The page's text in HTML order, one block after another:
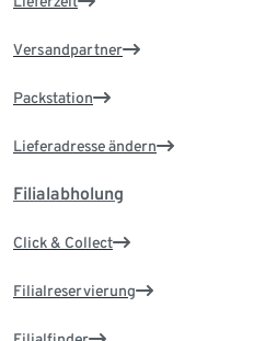
Versandpartner
Packstation
Lieferadresse ändern
Filialabholung
Click & Collect
Filialreservierung